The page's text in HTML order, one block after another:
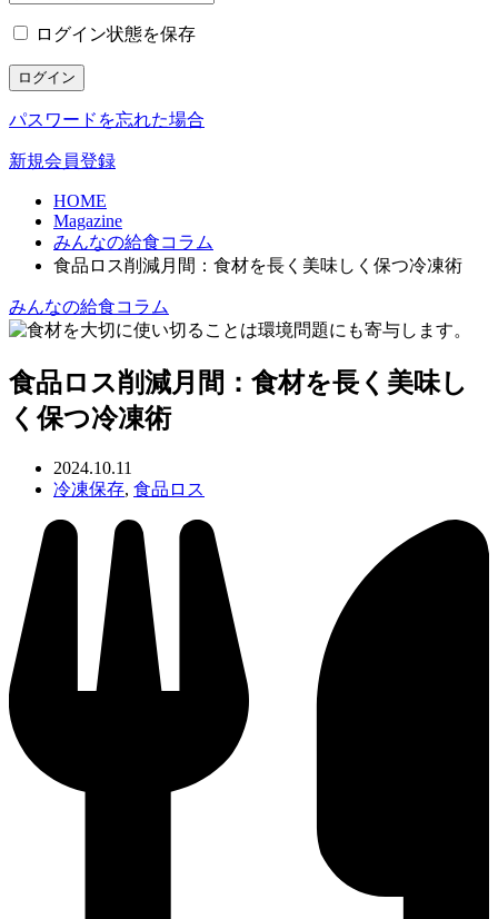
ログイン状態を保存
ログイン
パスワードを忘れた場合
新規会員登録
HOME
Magazine
みんなの給食コラム
食品ロス削減月間：食材を長く美味しく保つ冷凍術
みんなの給食コラム
食品ロス削減月間：食材を長く美味し
く保つ冷凍術
2024.10.11
冷凍保存, 食品ロス